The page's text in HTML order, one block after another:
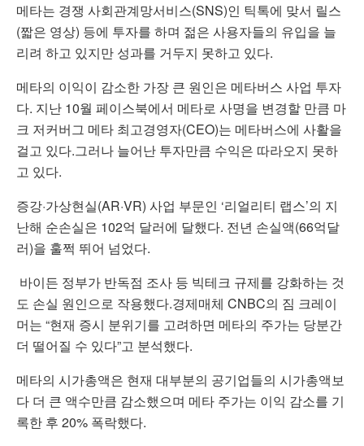
메타는 경쟁 사회관계망서비스(SNS)인 틱톡에 맞서 릴스
(짧은 영상) 등에 투자를 하며 젊은 사용자들의 유입을 늘
리려 하고 있지만 성과를 거두지 못하고 있다.
메타의 이익이 감소한 가장 큰 원인은 메타버스 사업 투자
다. 지난 10월 페이스북에서 메타로 사명을 변경할 만큼 마
크 저커버그 메타 최고경영자(CEO)는 메타버스에 사활을
걸고 있다.그러나 늘어난 투자만큼 수익은 따라오지 못하
고 있다.
증강·가상현실(AR·VR) 사업 부문인 ‘리얼리티 랩스’의 지
난해 순손실은 102억 달러에 달했다. 전년 손실액(66억달
러)을 훌쩍 뛰어 넘었다.
바이든 정부가 반독점 조사 등 빅테크 규제를 강화하는 것
도 손실 원인으로 작용했다.경제매체 CNBC의 짐 크레이
머는 “현재 증시 분위기를 고려하면 메타의 주가는 당분간
더 떨어질 수 있다”고 분석했다.
메타의 시가총액은 현재 대부분의 공기업들의 시가총액보
다 더 큰 액수만큼 감소했으며 메타 주가는 이익 감소를 기
록한 후 20% 폭락했다.